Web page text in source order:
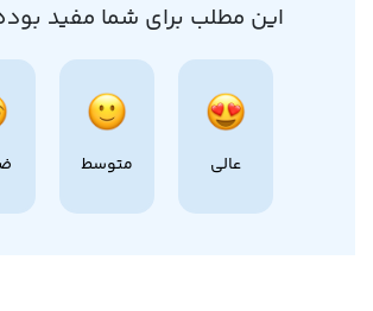
این مطلب برای شما مفید
عالی متوسط